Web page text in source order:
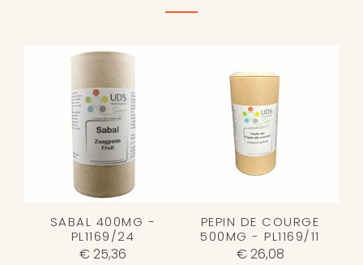
SABAL 400MG -
PL1169/24
€ 25,36
PEPIN DE COURGE
500MG - PL1169/11
€ 26,08